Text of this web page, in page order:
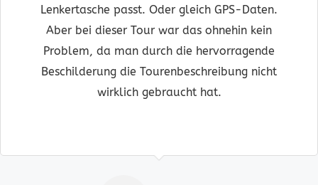
Lenkertasche passt. Oder gleich GPS-Daten.
Aber bei dieser Tour war das ohnehin kein
Problem, da man durch die hervorragende
Beschilderung die Tourenbeschreibung nicht
wirklich gebraucht hat.